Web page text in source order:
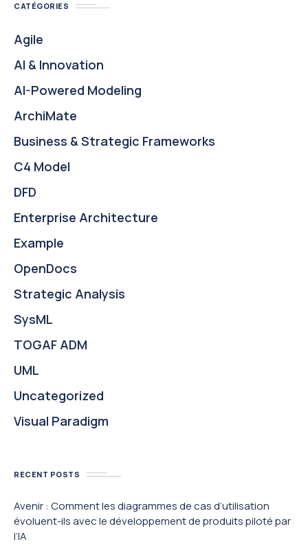
CATÉGORIES
Agile
AI & Innovation
AI-Powered Modeling
ArchiMate
Business & Strategic Frameworks
C4 Model
DFD
Enterprise Architecture
Example
OpenDocs
Strategic Analysis
SysML
TOGAF ADM
UML
Uncategorized
Visual Paradigm
RECENT POSTS
Avenir : Comment les diagrammes de cas d’utilisation
évoluent-ils avec le développement de produits piloté par
l’IA